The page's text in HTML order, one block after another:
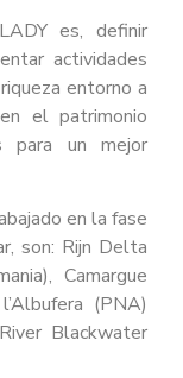
es, definir
actividades
entorno a
el patrimonio
para un mejor
en la fase
son: Rijn Delta
Camargue
(PNA)
Blackwater